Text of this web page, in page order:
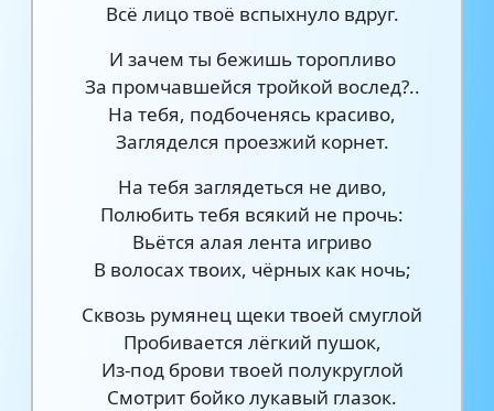
Всё лицо твоё вспыхнуло вдруг.
И зачем ты бежишь торопливо
За промчавшейся тройкой вослед?..
На тебя, подбоченясь красиво,
Загляделся проезжий корнет.
На тебя заглядеться не диво,
Полюбить тебя всякий не прочь:
Вьётся алая лента игриво
В волосах твоих, чёрных как ночь;
Сквозь румянец щеки твоей смуглой
Пробивается лёгкий пушок,
Из-под брови твоей полукруглой
Смотрит бойко лукавый глазок.